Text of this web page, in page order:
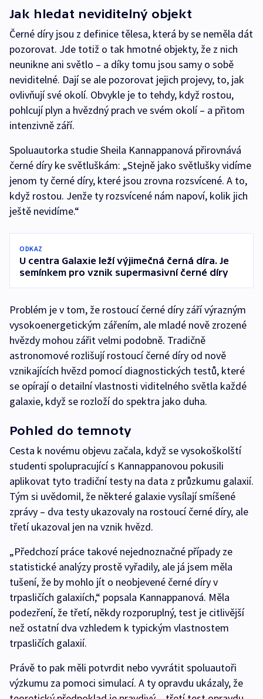
Jak hledat neviditelný objekt
Černé díry jsou z definice tělesa, která by se neměla dát
pozorovat. Jde totiž o tak hmotné objekty, že z nich
neunikne ani světlo – a díky tomu jsou samy o sobě
neviditelné. Dají se ale pozorovat jejich projevy, to, jak
ovlivňují své okolí. Obvykle je to tehdy, když rostou,
pohlcují plyn a hvězdný prach ve svém okolí – a přitom
intenzivně září.
Spoluautorka studie Sheila Kannappanová přirovnává
černé díry ke světluškám: „Stejně jako světlušky vidíme
jenom ty černé díry, které jsou zrovna rozsvícené. A to,
když rostou. Jenže ty rozsvícené nám napoví, kolik jich
ještě nevidíme.“
ODKAZ
U centra Galaxie leží výjimečná černá díra. Je
semínkem pro vznik supermasivní černé díry
Problém je v tom, že rostoucí černé díry září výrazným
vysokoenergetickým zářením, ale mladé nově zrozené
hvězdy mohou zářit velmi podobně. Tradičně
astronomové rozlišují rostoucí černé díry od nově
vznikajících hvězd pomocí diagnostických testů, které
se opírají o detailní vlastnosti viditelného světla každé
galaxie, když se rozloží do spektra jako duha.
Pohled do temnoty
Cesta k novému objevu začala, když se vysokoškolští
studenti spolupracující s Kannappanovou pokusili
aplikovat tyto tradiční testy na data z průzkumu galaxií.
Tým si uvědomil, že některé galaxie vysílají smíšené
zprávy – dva testy ukazovaly na rostoucí černé díry, ale
třetí ukazoval jen na vznik hvězd.
„Předchozí práce takové nejednoznačné případy ze
statistické analýzy prostě vyřadily, ale já jsem měla
tušení, že by mohlo jít o neobjevené černé díry v
trpasličích galaxiích,“ popsala Kannappanová. Měla
podezření, že třetí, někdy rozporuplný, test je citlivější
než ostatní dva vzhledem k typickým vlastnostem
trpasličích galaxií.
Právě to pak měli potvrdit nebo vyvrátit spoluautoři
výzkumu za pomoci simulací. A ty opravdu ukázaly, že